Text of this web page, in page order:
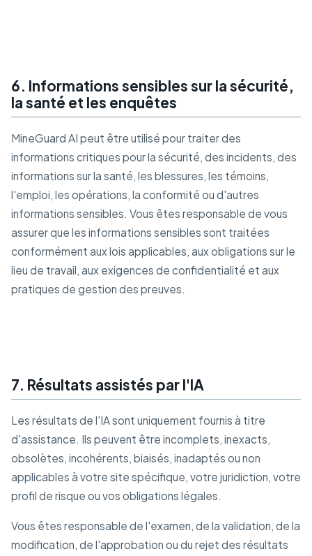
6. Informations sensibles sur la sécurité,
la santé et les enquêtes
MineGuard AI peut être utilisé pour traiter des
informations critiques pour la sécurité, des incidents, des
informations sur la santé, les blessures, les témoins,
l'emploi, les opérations, la conformité ou d'autres
informations sensibles. Vous êtes responsable de vous
assurer que les informations sensibles sont traitées
conformément aux lois applicables, aux obligations sur le
lieu de travail, aux exigences de confidentialité et aux
pratiques de gestion des preuves.
7. Résultats assistés par l'IA
Les résultats de l'IA sont uniquement fournis à titre
d'assistance. Ils peuvent être incomplets, inexacts,
obsolètes, incohérents, biaisés, inadaptés ou non
applicables à votre site spécifique, votre juridiction, votre
profil de risque ou vos obligations légales.
Vous êtes responsable de l'examen, de la validation, de la
modification, de l'approbation ou du rejet des résultats